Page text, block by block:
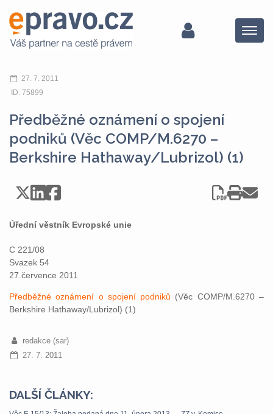
Menu
27. 7. 2011
ID: 75899
Předběžné oznámení o spojení
podniků (Věc COMP/M.6270 –
Berkshire Hathaway/Lubrizol) (1)
Úřední věstník Evropské unie
C 221/08
Svazek 54
27.července 2011
Předběžné oznámení o spojení podniků (Věc COMP/M.6270 –
Berkshire Hathaway/Lubrizol) (1)
redakce (sar)
27. 7. 2011
DALŠÍ ČLÁNKY: